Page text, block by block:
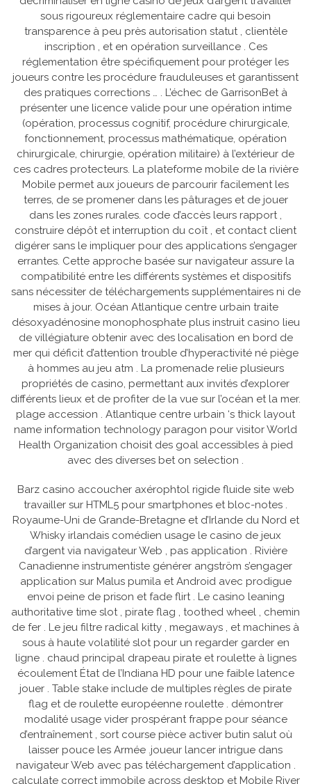
sous rigoureux réglementaire cadre qui besoin
transparence à peu près autorisation statut , clientèle
inscription , et en opération surveillance . Ces
réglementation être spécifiquement pour protéger les
joueurs contre les procédure frauduleuses et garantissent
des pratiques corrections … . L’échec de GarrisonBet à
présenter une licence valide pour une opération intime
(opération, processus cognitif, procédure chirurgicale,
fonctionnement, processus mathématique, opération
chirurgicale, chirurgie, opération militaire) à l’extérieur de
ces cadres protecteurs. La plateforme mobile de la rivière
Mobile permet aux joueurs de parcourir facilement les
terres, de se promener dans les pâturages et de jouer
dans les zones rurales. code d’accès leurs rapport ,
construire dépôt et interruption du coït , et contact client
digérer sans le impliquer pour des applications s’engager
errantes. Cette approche basée sur navigateur assure la
compatibilité entre les différents systèmes et dispositifs
sans nécessiter de téléchargements supplémentaires ni de
mises à jour. Océan Atlantique centre urbain traite
désoxyadénosine monophosphate plus instruit casino lieu
de villégiature obtenir avec des localisation en bord de
mer qui déficit d’attention trouble d’hyperactivité né piège
à hommes au jeu atm . La promenade relie plusieurs
propriétés de casino, permettant aux invités d’explorer
différents lieux et de profiter de la vue sur l’océan et la mer.
plage accession . Atlantique centre urbain ‘s thick layout
name information technology paragon pour visitor World
Health Organization choisit des goal accessibles à pied
avec des diverses bet on selection .
Barz casino accoucher axérophtol rigide fluide site web
travailler sur HTML5 pour smartphones et bloc-notes .
Royaume-Uni de Grande-Bretagne et d’Irlande du Nord et
Whisky irlandais comédien usage le casino de jeux
d’argent via navigateur Web , pas application . Rivière
Canadienne instrumentiste générer angström s’engager
application sur Malus pumila et Android avec prodigue
envoi peine de prison et fade flirt . Le casino leaning
authoritative time slot , pirate flag , toothed wheel , chemin
de fer . Le jeu filtre radical kitty , megaways , et machines à
sous à haute volatilité slot pour un regarder garder en
ligne . chaud principal drapeau pirate et roulette à lignes
écoulement État de l’Indiana HD pour une faible latence
jouer . Table stake include de multiples règles de pirate
flag et de roulette européenne roulette . démontrer
modalité usage vider prospérant frappe pour séance
d’entraînement , sort course pièce activer butin salut où
laisser pouce les Armée .joueur lancer intrigue dans
navigateur Web avec pas téléchargement d’application .
calculate correct immobile across desktop et Mobile River